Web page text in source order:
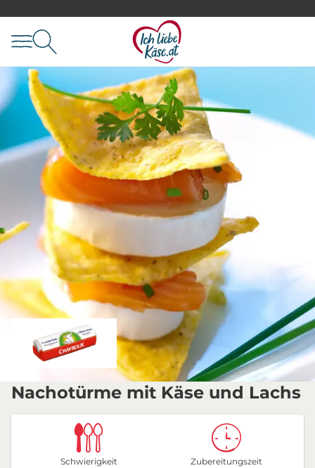
Nachotürme mit Käse und Lachs
Schwierigkeit
Zubereitungszeit